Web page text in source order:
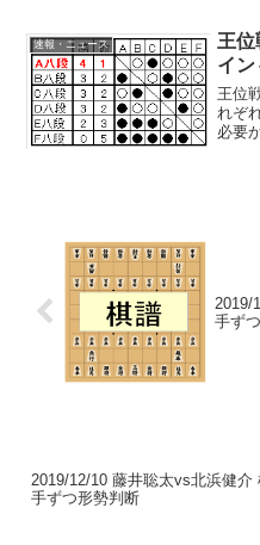
速報・ニュース
王位
イン
王位
れぞ
必要
2019/
手ず
2019/12/10 藤井聡太vs北浜健介
手ずつ形勢判断